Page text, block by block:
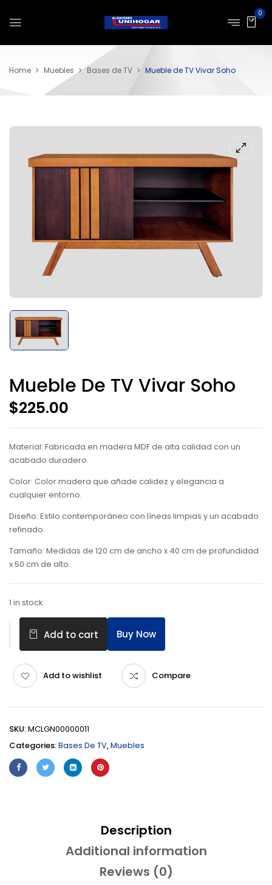
0
Home Muebles Bases de TV Mueble de TV Vivar Soho
Mueble De TV Vivar Soho
$225.00
Material: Fabricada en madera MDF de alta calidad con un
acabado duradero.
Color: Color madera que añade calidez y elegancia a
cualquier entorno.
Diseño: Estilo contemporáneo con líneas limpias y un acabado
refinado.
Tamaño: Medidas de 120 cm de ancho x 40 cm de profundidad
x 50 cm de alto.
1 in stock
Add to cart Buy Now
Add to wishlist Compare
SKU:MCLGN00000011
Categories:Bases De TV,Muebles
Description
Additional information
Reviews (0)